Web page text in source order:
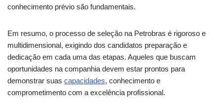
conhecimento prévio são fundamentais.
Em resumo, o processo de seleção na Petrobras é rigoroso e
multidimensional, exigindo dos candidatos preparação e
dedicação em cada uma das etapas. Aqueles que buscam
oportunidades na companhia devem estar prontos para
demonstrar suas capacidades, conhecimento e
comprometimento com a excelência profissional.